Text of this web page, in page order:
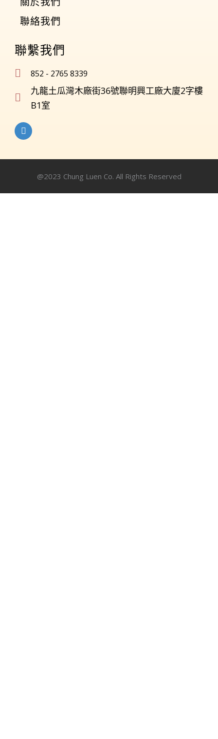
聯絡我們
聯繫我們
852 - 2765 8339
九龍土瓜灣木廠街36號聯明興工廠大廈2字樓
B1室
@2023 Chung Luen Co. All Rights Reserved